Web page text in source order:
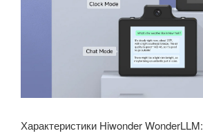
Характеристики Hiwonder WonderLLM: